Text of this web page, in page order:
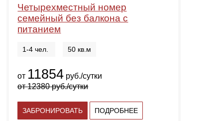
Четырехместный номер
семейный без балкона с
питанием
1-4 чел. 50 кв.м
от 11854 руб./сутки
от12380руб./сутки
ЗАБРОНИРОВАТЬ ПОДРОБНЕЕ